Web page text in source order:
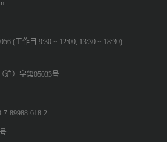
(工作日 9:30 ~ 12:00, 13:30 ~ 18:30)
沪）字第05033号
89988-618-2